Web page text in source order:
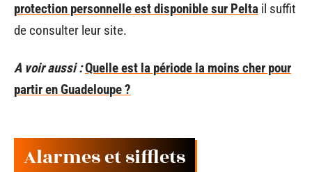
protection personnelle est disponible sur Pelta il suffit
de consulter leur site.
A voir aussi :Quelle est la période la moins cher pour
partir en Guadeloupe ?
Alarmes et sifflets